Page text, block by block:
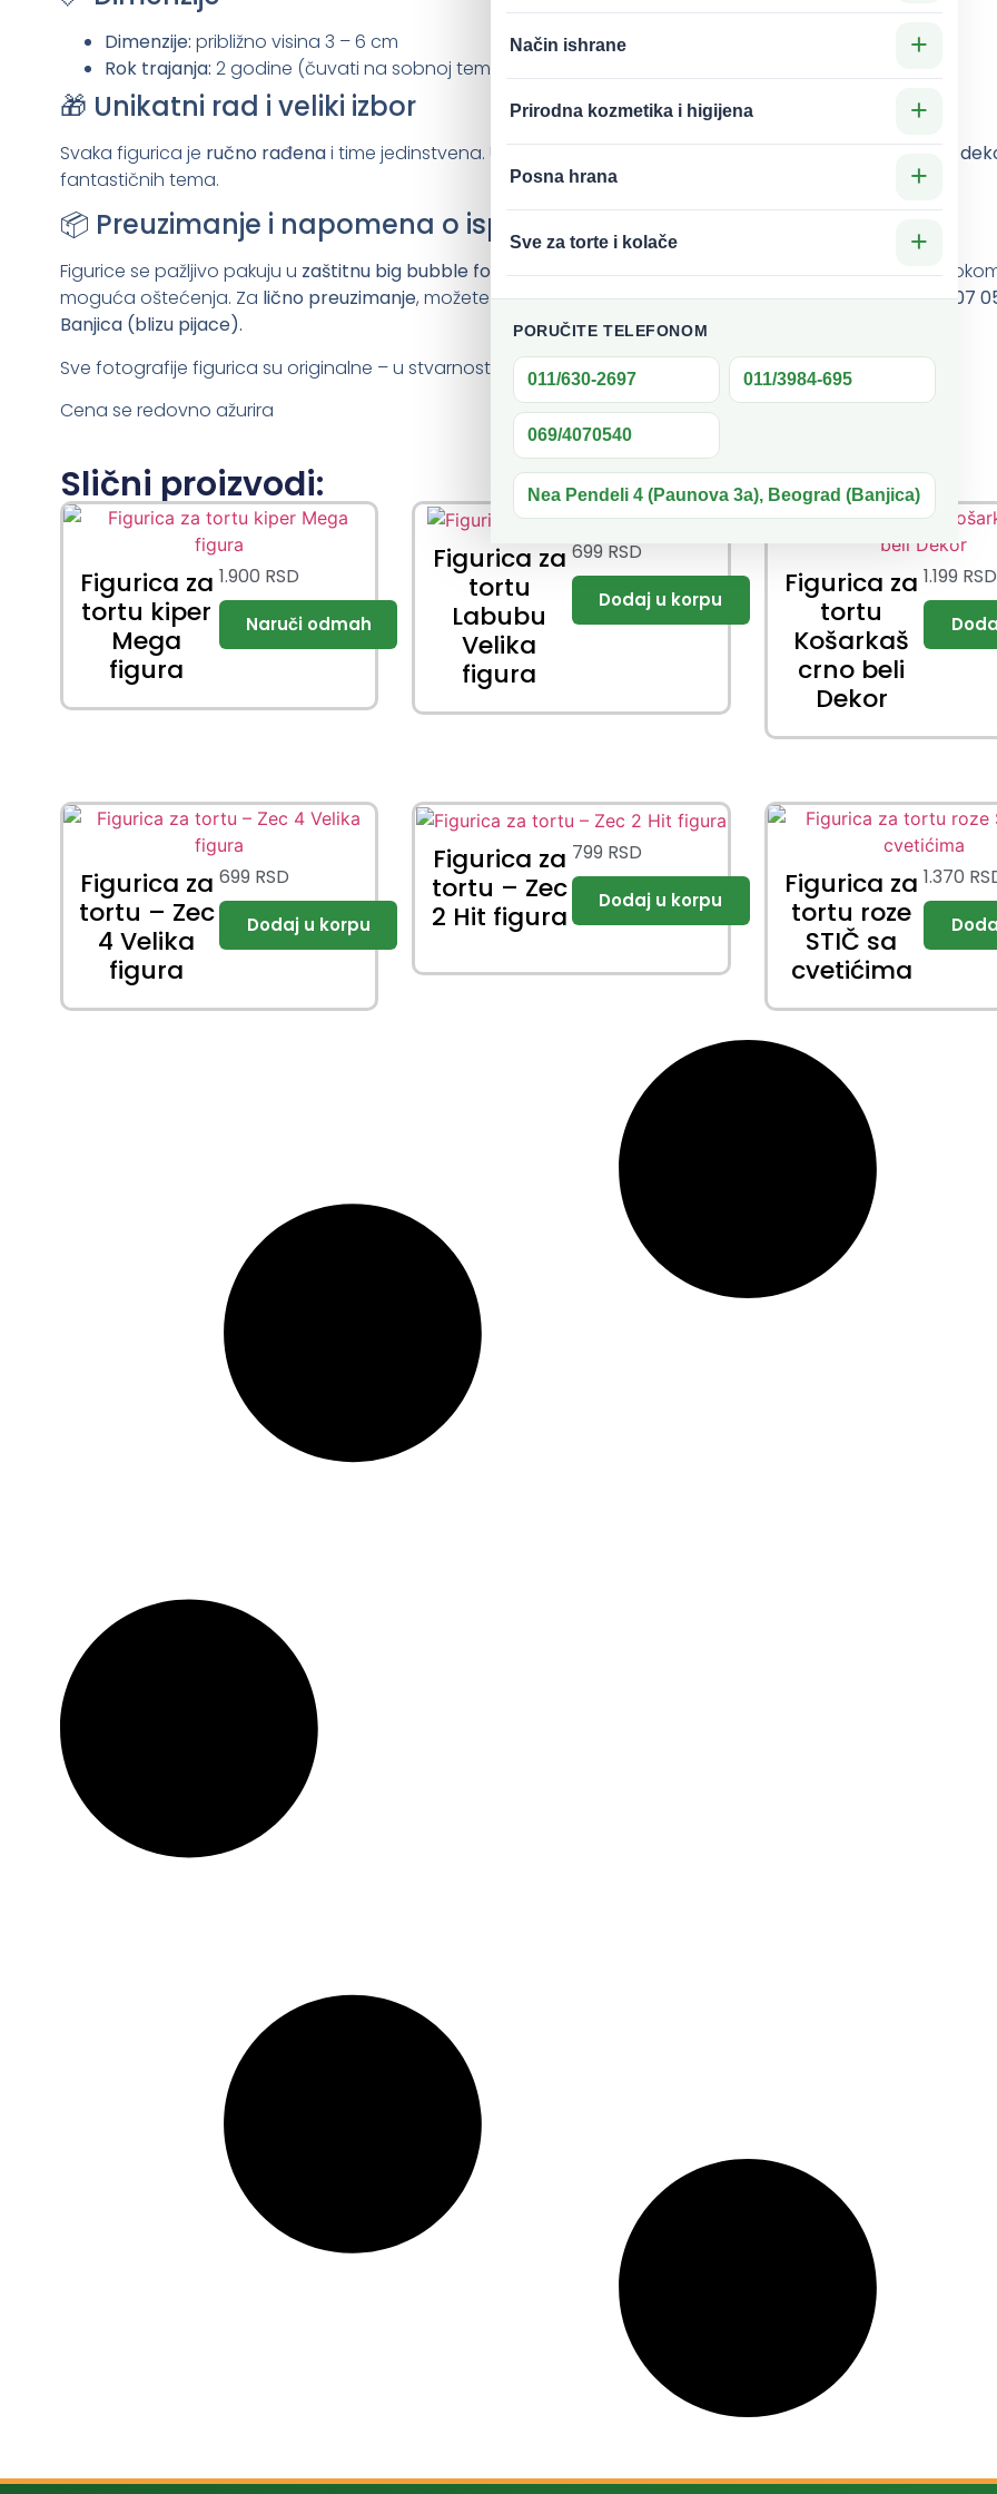
Način ishrane +
Prirodna kozmetika i higijena +
Posna hrana +
Sve za torte i kolače +
PORUČITE TELEFONOM
011/630-2697 011/3984-695
069/4070540
Nea Pendeli 4 (Paunova 3a), Beograd (Banjica)
Dimenzije: približno visina 3 – 6 cm
Rok trajanja: 2 godine (čuvati na sobnoj temperaturi)
🎁 Unikatni rad i veliki izbor
Svaka figurica je ručno rađenai time jedinstvena. U našoj ponudi nalazi se više od400 različitih motiva i
fantastičnih tema.
📦 Preuzimanje i napomena o isporuci
Figurice se pažljivo pakuju u zaštitnu big bubble foliju. Ipak, ne možemo garantovati potpunu sigurnost
moguća oštećenja. Za lično preuzimanje, možete izvršiti rezervaciju putem telefona:011 630 2697, 069 407
Banjica (blizu pijace).
Sve fotografije figurica su originalne – u stvarnosti izgledaju još lepše!
Cena se redovno ažurira
Slični proizvodi:
Figurica za
tortu kiper
Mega
figura
1.900 RSD
Figurica za
tortu
Labubu
Velika
figura
699 RSD
Figurica za
tortu
Košarkaš
crno beli
Dekor
1.199 RSD
Figurica za
tortu – Zec
4 Velika
figura
699 RSD
Figurica za
tortu – Zec
2 Hit figura
799 RSD
Figurica za
tortu roze
STIČ sa
cvetićima
1.370